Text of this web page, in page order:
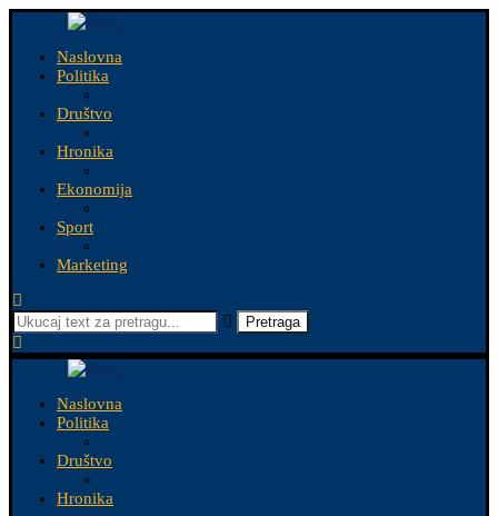
Naslovna
Politika
Društvo
Hronika
Ekonomija
Sport
Marketing
Pretraga
Naslovna
Politika
Društvo
Hronika